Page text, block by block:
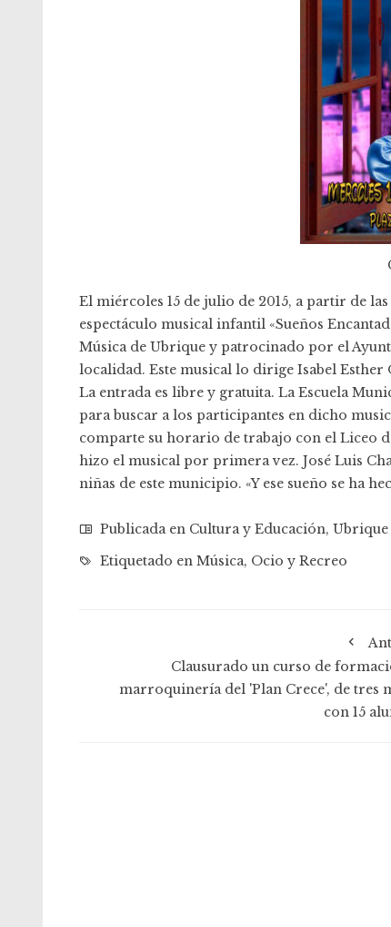
El miércoles 15 de julio de 2015, a partir de
espectáculo musical infantil «Sueños
Música de Ubrique y patrocinado por el
localidad. Este musical lo dirige Isabel
La entrada es libre y gratuita. La Escuela
para buscar a los participantes en dicho
comparte su horario de trabajo con el Liceo
hizo el musical por primera vez. José Luis
niñas de este municipio. «Y ese sueño se ha
Publicada en Cultura y Educación, Ubrique
Etiquetado en Música, Ocio y Recreo
Clausurado un curso de
marroquinería del 'Plan Crece', de tres
con 15